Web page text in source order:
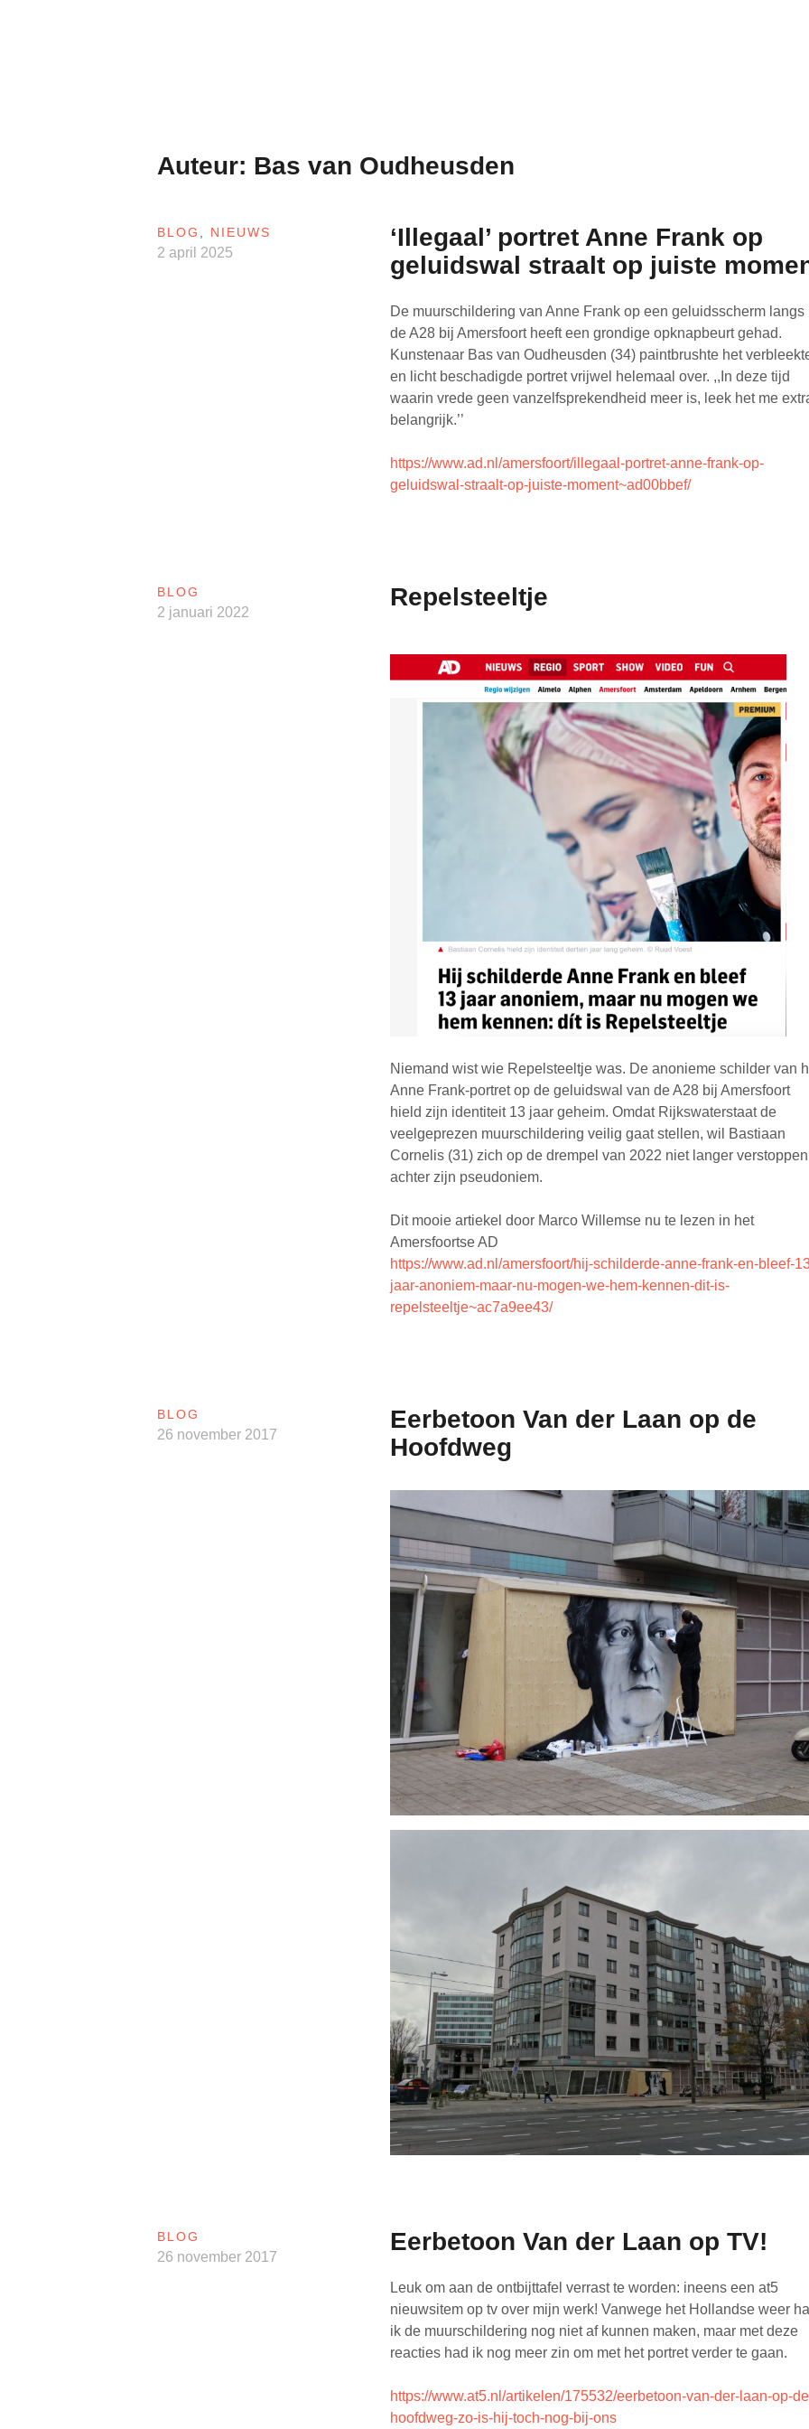
Auteur: Bas van Oudheusden
‘Illegaal’ portret Anne Frank op
geluidswal straalt op juiste
BLOG NIEUWS
2 april 2025
De muurschildering van Anne Frank op een geluidsscherm langs
de A28 bij Amersfoort heeft een grondige opknapbeurt gehad.
Kunstenaar Bas van Oudheusden (34) paintbrushte het
en licht beschadigde portret vrijwel helemaal over. ,,In deze tijd
waarin vrede geen vanzelfsprekendheid meer is, leek het me
belangrijk.’’
https://www.ad.nl/amersfoort/illegaal-portret-anne-frank-op-
geluidswal-straalt-op-juiste-moment~ad00bbef/
Repelsteeltje
BLOG
2 januari 2022
Niemand wist wie Repelsteeltje was. De anonieme schilder van
Anne Frank-portret op de geluidswal van de A28 bij Amersfoort
hield zijn identiteit 13 jaar geheim. Omdat Rijkswaterstaat de
veelgeprezen muurschildering veilig gaat stellen, wil Bastiaan
Cornelis (31) zich op de drempel van 2022 niet langer verstoppen
achter zijn pseudoniem.
Dit mooie artiekel door Marco Willemse nu te lezen in het
Amersfoortse AD
https://www.ad.nl/amersfoort/hij-schilderde-anne-frank-en-bleef-
jaar-anoniem-maar-nu-mogen-we-hem-kennen-dit-is-
repelsteeltje~ac7a9ee43/
Eerbetoon Van der Laan op de
Hoofdweg
BLOG
26 november 2017
Eerbetoon Van der Laan op TV!
BLOG
26 november 2017
Leuk om aan de ontbijttafel verrast te worden: ineens een at5
nieuwsitem op tv over mijn werk! Vanwege het Hollandse weer
ik de muurschildering nog niet af kunnen maken, maar met deze
reacties had ik nog meer zin om met het portret verder te gaan.
https://www.at5.nl/artikelen/175532/eerbetoon-van-der-laan-op-
hoofdweg-zo-is-hij-toch-nog-bij-ons